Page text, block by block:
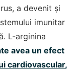
a devenit și
imunitar
L-arginina
avea un efect
cardiovascular,